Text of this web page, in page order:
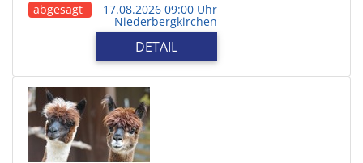
abgesagt 17.08.2026 09:00 Uhr
Niederbergkirchen
DETAIL